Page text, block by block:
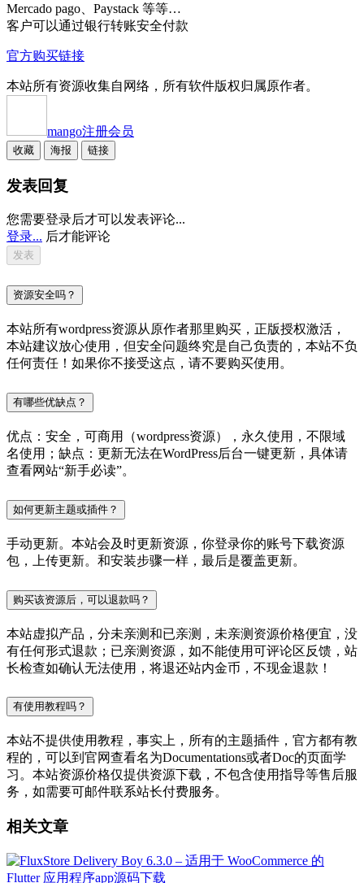
Mercado pago、Paystack 等等…
客户可以通过银行转账安全付款
官方购买链接
本站所有资源收集自网络，所有软件版权归属原作者。
mango注册会员
收藏 海报 链接
发表回复
您需要登录后才可以发表评论...
登录... 后才能评论
资源安全吗？
本站所有wordpress资源从原作者那里购买，正版授权激活，
本站建议放心使用，但安全问题终究是自己负责的，本站不负
任何责任！如果你不接受这点，请不要购买使用。
有哪些优缺点？
优点：安全，可商用（wordpress资源），永久使用，不限域
名使用；缺点：更新无法在WordPress后台一键更新，具体请
查看网站“新手必读”。
如何更新主题或插件？
手动更新。本站会及时更新资源，你登录你的账号下载资源
包，上传更新。和安装步骤一样，最后是覆盖更新。
购买该资源后，可以退款吗？
本站虚拟产品，分未亲测和已亲测，未亲测资源价格便宜，没
有任何形式退款；已亲测资源，如不能使用可评论区反馈，站
长检查如确认无法使用，将退还站内金币，不现金退款！
有使用教程吗？
本站不提供使用教程，事实上，所有的主题插件，官方都有教
程的，可以到官网查看名为Documentations或者Doc的页面学
习。本站资源价格仅提供资源下载，不包含使用指导等售后服
务，如需要可邮件联系站长付费服务。
相关文章